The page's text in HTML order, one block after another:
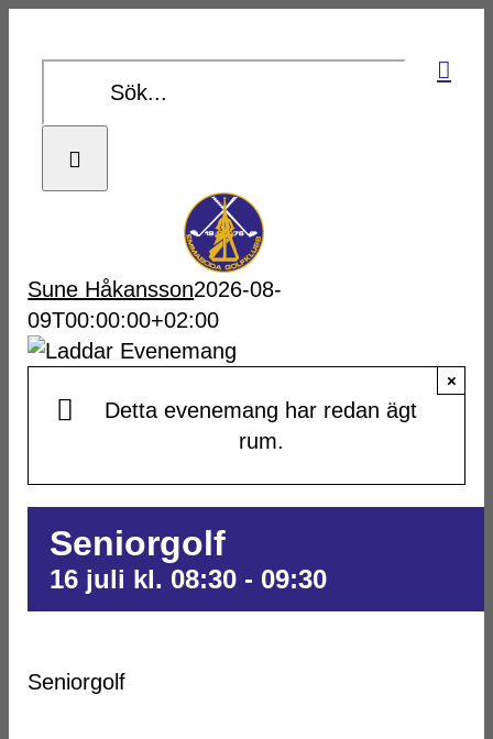
Sune Håkansson2026-08-
09T00:00:00+02:00
Detta evenemang har redan ägt
rum.
×
Seniorgolf
16 juli kl. 08:30 - 09:30
Seniorgolf